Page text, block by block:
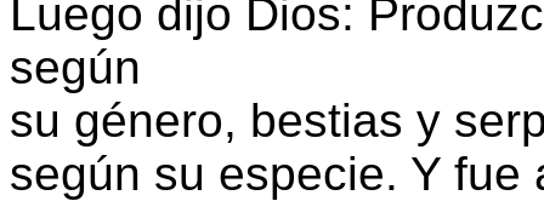
Luego dijo Dios:
según
su género, bestias y
según su especie. Y fue